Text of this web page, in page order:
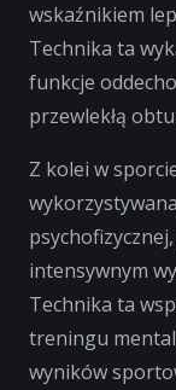
wskaźnikiem
Technika ta
funkcje
przewlekłą
Z kolei w
intensywnym
Technika ta
treningu
wyników